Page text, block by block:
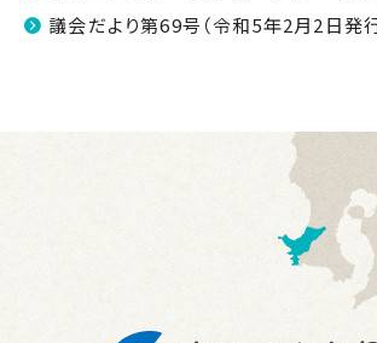
議会だより第69号（令和5年2月2日発行